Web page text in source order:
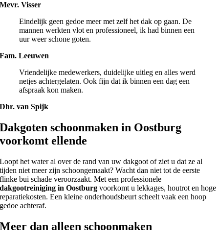
Mevr. Visser
Eindelijk geen gedoe meer met zelf het dak op gaan. De
mannen werkten vlot en professioneel, ik had binnen een
uur weer schone goten.
Fam. Leeuwen
Vriendelijke medewerkers, duidelijke uitleg en alles werd
netjes achtergelaten. Ook fijn dat ik binnen een dag een
afspraak kon maken.
Dhr. van Spijk
Dakgoten schoonmaken in Oostburg
voorkomt ellende
Loopt het water al over de rand van uw dakgoot of ziet u dat ze al
tijden niet meer zijn schoongemaakt? Wacht dan niet tot de eerste
flinke bui schade veroorzaakt. Met een professionele
dakgootreiniging in Oostburg voorkomt u lekkages, houtrot en hoge
reparatiekosten. Een kleine onderhoudsbeurt scheelt vaak een hoop
gedoe achteraf.
Meer dan alleen schoonmaken